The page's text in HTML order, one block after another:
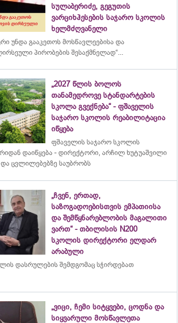
სულაბერიძე, გეგუთის
ვარციხჰესების საჯარო სკოლის
ხელმძღვანელი
უნდა გააკეთოს მოსწავლეებისა და
პირობების შესაქმნელად“...
„2027 წლის ბოლოს
თანამედროვე სტანდარტების
სკოლა გვექნება“ - ფშაველის
საჯარო სკოლის რეაბილიტაცია
იწყება
ფშაველის საჯარო სკოლის
დაიწყება - დირექტორი, არჩილ ხუტუაშვილი
ცვლილებებზე საუბრობს
„ჩვენ, ერთად,
საზოგადოებისთვის ემპათიისა
და შემწყნარებლობის მაგალითი
ვართ“ - თბილისის N200
სკოლის დირექტორი ელდარ
არაბული
დასრულების შემდგომაც სჭირდებათ
„ვიცი, ჩემი სიტყვები, ცოდნა და
სიყვარული მოსწავლეთა